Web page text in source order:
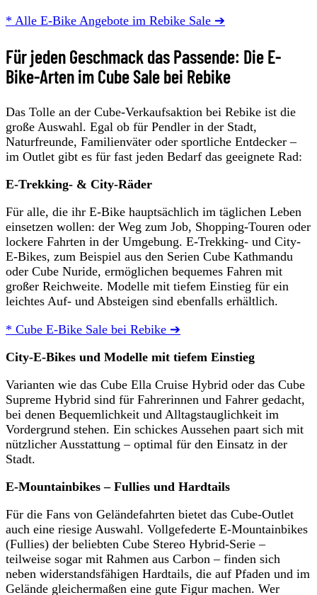
* Alle E-Bike Angebote im Rebike Sale ➔
Für jeden Geschmack das Passende: Die E-
Bike-Arten im Cube Sale bei Rebike
Das Tolle an der Cube-Verkaufsaktion bei Rebike ist die
große Auswahl. Egal ob für Pendler in der Stadt,
Naturfreunde, Familienväter oder sportliche Entdecker –
im Outlet gibt es für fast jeden Bedarf das geeignete Rad:
E-Trekking- & City-Räder
Für alle, die ihr E-Bike hauptsächlich im täglichen Leben
einsetzen wollen: der Weg zum Job, Shopping-Touren oder
lockere Fahrten in der Umgebung. E-Trekking- und City-
E-Bikes, zum Beispiel aus den Serien Cube Kathmandu
oder Cube Nuride, ermöglichen bequemes Fahren mit
großer Reichweite. Modelle mit tiefem Einstieg für ein
leichtes Auf- und Absteigen sind ebenfalls erhältlich.
* Cube E-Bike Sale bei Rebike ➔
City-E-Bikes und Modelle mit tiefem Einstieg
Varianten wie das Cube Ella Cruise Hybrid oder das Cube
Supreme Hybrid sind für Fahrerinnen und Fahrer gedacht,
bei denen Bequemlichkeit und Alltagstauglichkeit im
Vordergrund stehen. Ein schickes Aussehen paart sich mit
nützlicher Ausstattung – optimal für den Einsatz in der
Stadt.
E-Mountainbikes – Fullies und Hardtails
Für die Fans von Geländefahrten bietet das Cube-Outlet
auch eine riesige Auswahl. Vollgefederte E-Mountainbikes
(Fullies) der beliebten Cube Stereo Hybrid-Serie –
teilweise sogar mit Rahmen aus Carbon – finden sich
neben widerstandsfähigen Hardtails, die auf Pfaden und im
Gelände gleichermaßen eine gute Figur machen. Wer